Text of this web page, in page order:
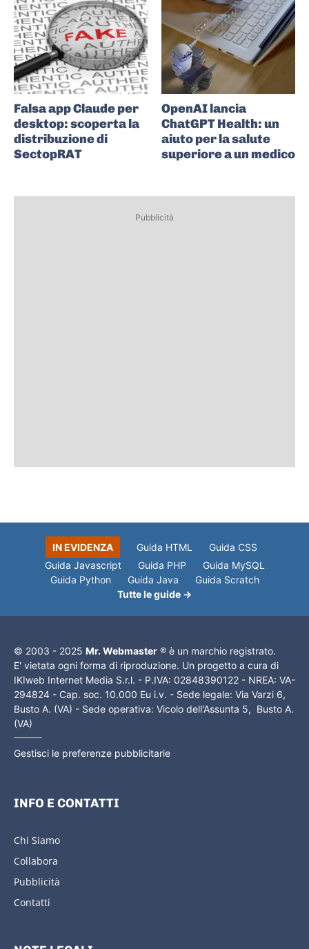
Falsa app Claude per
desktop: scoperta la
distribuzione di
SectopRAT
OpenAI lancia
ChatGPT Health: un
aiuto per la salute
superiore a un medico
Pubblicità
IN EVIDENZA Guida HTML
Guida CSS
Guida Javascript
Guida PHP
Guida MySQL
Guida Python
Guida Java
Guida Scratch
Tutte le guide →
© 2003 - 2025 Mr. Webmaster ® è un marchio registrato.
E' vietata ogni forma di riproduzione. Un progetto a cura di
IKIweb Internet Media S.r.l. - P.IVA: 02848390122 - NREA: VA-
294824 - Cap. soc. 10.000 Eu i.v. - Sede legale: Via Varzi 6,
Busto A. (VA) - Sede operativa: Vicolo dell'Assunta 5, Busto A.
(VA)
Gestisci le preferenze pubblicitarie
INFO E CONTATTI
Chi Siamo
Collabora
Pubblicità
Contatti